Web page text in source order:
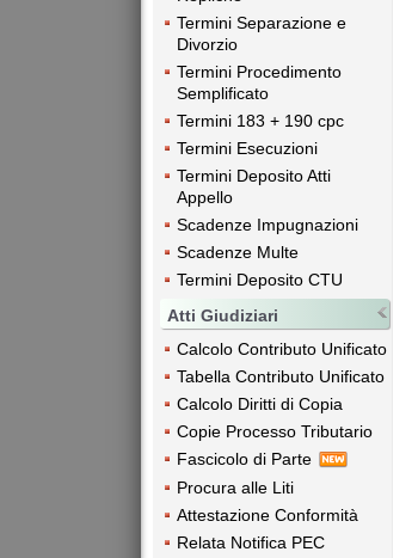
Termini Separazione e
Divorzio
Termini Procedimento
Semplificato
Termini 183 + 190 cpc
Termini Esecuzioni
Termini Deposito Atti
Appello
Scadenze Impugnazioni
Scadenze Multe
Termini Deposito CTU
Atti Giudiziari
Calcolo Contributo Unificato
Tabella Contributo Unificato
Calcolo Diritti di Copia
Copie Processo Tributario
Fascicolo di Parte
Procura alle Liti
Attestazione Conformità
Relata Notifica PEC